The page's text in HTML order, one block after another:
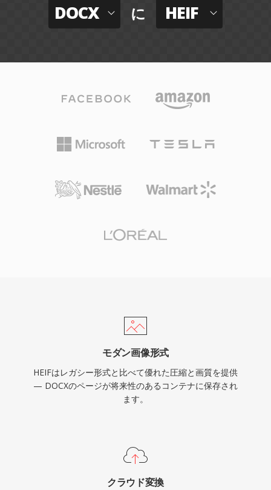
DOCX に HEIF
モダン画像形式
HEIFはレガシー形式と比べて優れた圧縮と画質を提供
— DOCXのページが将来性のあるコンテナに保存され
ます。
クラウド変換